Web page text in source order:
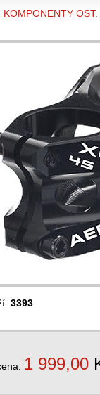
KOMPONENTY
3393
1 999,00